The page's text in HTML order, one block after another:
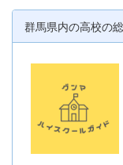
群馬県内の高校の